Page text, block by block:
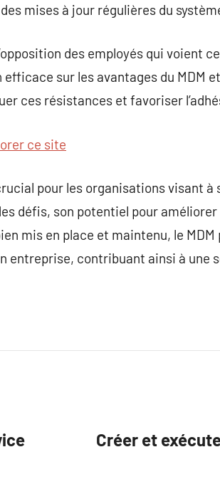
mises à jour régulières du
des employés qui voient
sur les avantages du MDM
ces résistances et favoriser
ce site
pour les organisations visant
défis, son potentiel pour
mis en place et maintenu, le
entreprise, contribuant ainsi à une
Créer et